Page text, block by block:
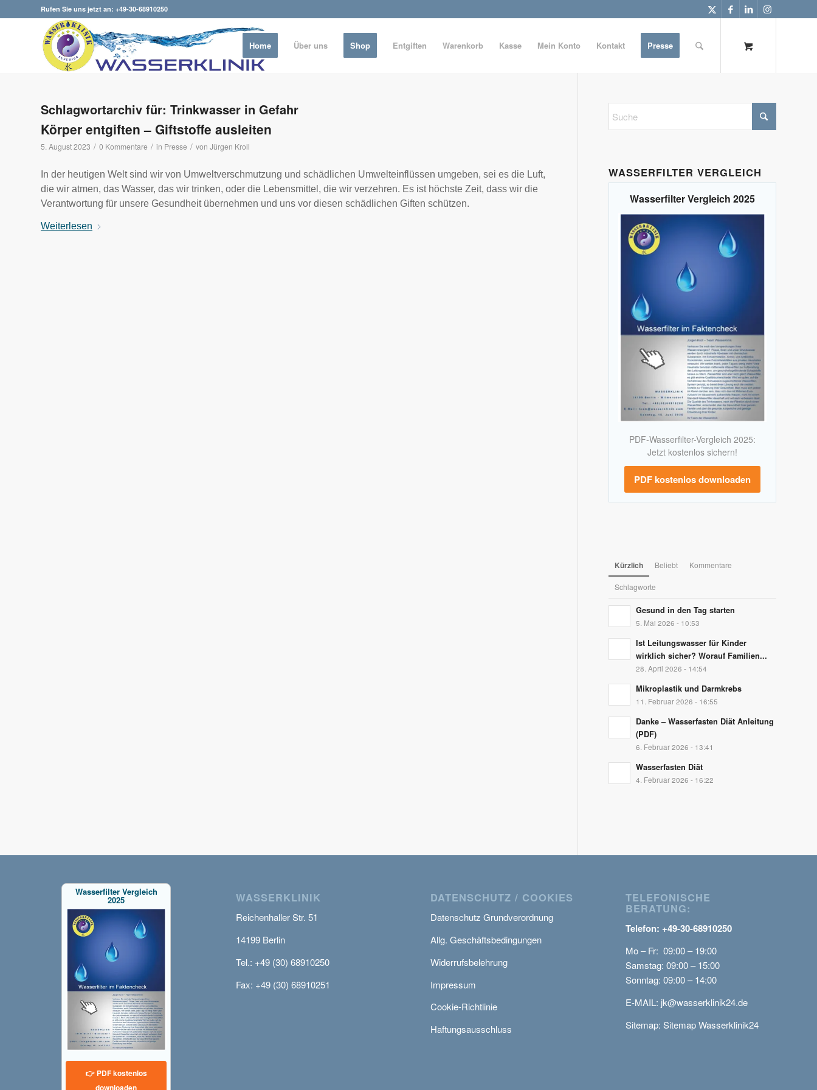
Rufen Sie uns jetzt an: +49-30-68910250
Home Über uns Shop Entgiften Warenkorb Kasse Mein Konto Kontakt Presse
Schlagwortarchiv für: Trinkwasser in Gefahr
Körper entgiften – Giftstoffe ausleiten
5. August 2023 / 0 Kommentare / in Presse / von Jürgen Kroll
In der heutigen Welt sind wir von Umweltverschmutzung und schädlichen Umwelteinflüssen umgeben, sei es die Luft,
die wir atmen, das Wasser, das wir trinken, oder die Lebensmittel, die wir verzehren. Es ist höchste Zeit, dass wir die
Verantwortung für unsere Gesundheit übernehmen und uns vor diesen schädlichen Giften schützen.
Weiterlesen
WASSERFILTER VERGLEICH
Wasserfilter Vergleich 2025
PDF-Wasserfilter-Vergleich 2025:
Jetzt kostenlos sichern!
PDF kostenlos downloaden
Kürzlich Beliebt Kommentare
Schlagworte
Gesund in den Tag starten
5. Mai 2026 - 10:53
Ist Leitungswasser für Kinder
wirklich sicher? Worauf Familien...
28. April 2026 - 14:54
Mikroplastik und Darmkrebs
11. Februar 2026 - 16:55
Danke – Wasserfasten Diät Anleitung
(PDF)
6. Februar 2026 - 13:41
Wasserfasten Diät
4. Februar 2026 - 16:22
Wasserfilter Vergleich
2025
👉 PDF kostenlos
downloaden
WASSERKLINIK
Reichenhaller Str. 51
14199 Berlin
Tel.: +49 (30) 68910250
Fax: +49 (30) 68910251
DATENSCHUTZ / COOKIES
Datenschutz Grundverordnung
Allg. Geschäftsbedingungen
Widerrufsbelehrung
Impressum
Cookie-Richtlinie
Haftungsausschluss
TELEFONISCHE
BERATUNG:
Telefon: +49-30-68910250
Mo – Fr: 09:00 – 19:00
Samstag: 09:00 – 15:00
Sonntag: 09:00 – 14:00
E-MAIL: jk@wasserklinik24.de
Sitemap: Sitemap Wasserklinik24